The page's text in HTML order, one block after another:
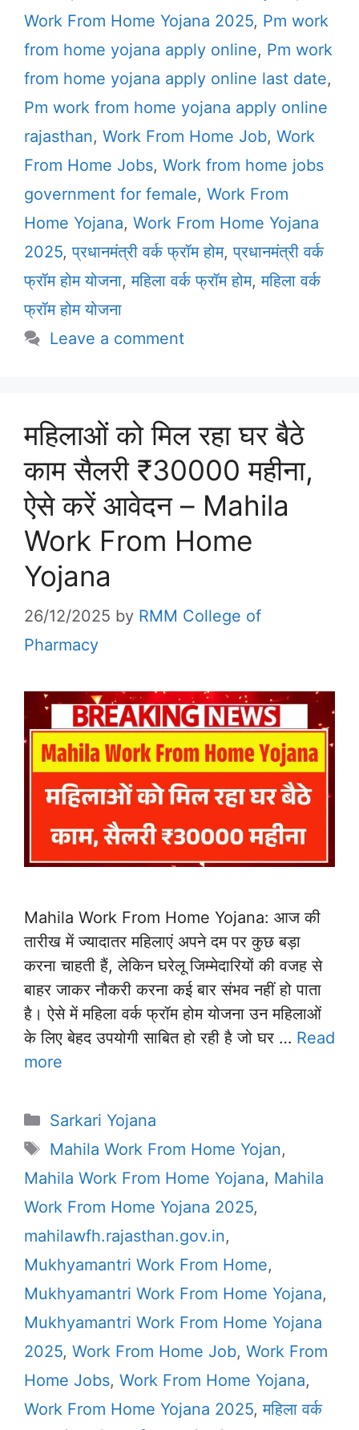
Work From Home Yojana 2025, Pm work
from home yojana apply online, Pm work
from home yojana apply online last date,
Pm work from home yojana apply online
rajasthan, Work From Home Job, Work
From Home Jobs, Work from home jobs
government for female, Work From
Home Yojana, Work From Home Yojana
2025,प्रधानमंत्री वर्क फ्रॉम होम,प्रधानमंत्री वर्क
फ्रॉम होम योजना,महिला वर्क फ्रॉम होम,महिला वर्क
फ्रॉम होम योजना
Leave a comment
महिलाओं को मिल रहा घर बैठे
काम सैलरी ₹30000 महीना,
ऐसे करें आवेदन – Mahila
Work From Home
Yojana
26/12/2025 by RMM College of
Pharmacy
Mahila Work From Home Yojana: आज की
तारीख में ज्यादातर महिलाएं अपने दम पर कुछ बड़ा
करना चाहती हैं, लेकिन घरेलू जिम्मेदारियों की वजह से
बाहर जाकर नौकरी करना कई बार संभव नहीं हो पाता
है। ऐसे में महिला वर्क फ्रॉम होम योजना उन महिलाओं
के लिए बेहद उपयोगी साबित हो रही है जो घर … Read
more
Categories
Sarkari Yojana
Tags
Mahila Work From Home Yojan,
Mahila Work From Home Yojana, Mahila
Work From Home Yojana 2025,
mahilawfh.rajasthan.gov.in,
Mukhyamantri Work From Home,
Mukhyamantri Work From Home Yojana,
Mukhyamantri Work From Home Yojana
2025, Work From Home Job, Work From
Home Jobs, Work From Home Yojana,
Work From Home Yojana 2025,महिला वर्क